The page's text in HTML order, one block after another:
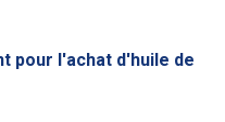
pour l'achat d'huile de